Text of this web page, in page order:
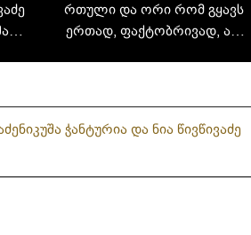
რთული და ორი რომ გყავს
ერთად, ფაქტობრივად, არ
განსაკუთრებული ამპლუა
ნიკუშა ჭანტურია და ნია წივწივაძე